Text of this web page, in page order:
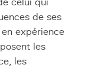
de ses
expérience
les
les